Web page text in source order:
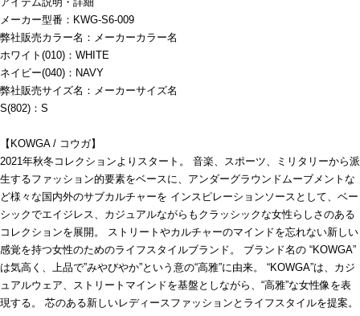
メーカー型番：KWG-S6-009
弊社販売カラー名：メーカーカラー名
ホワイト(010)：WHITE
ネイビー(040)：NAVY
弊社販売サイズ名：メーカーサイズ名
S(802)：S
【KOWGA / コウガ】
2021年秋冬コレクションよりスタート。 音楽、スポーツ、ミリタリーから派
生するファッション的要素をベースに、アンダーグラウンドムーブメントな
ど様々な国内外のサブカルチャーを インスピレーションソースとして、ベー
シックでエイジレス、カジュアルながらもクラッシックな女性らしさのある
コレクションを展開。 ストリートやカルチャーのマインドを忘れない新しい
感覚を持つ女性のためのライフスタイルブランド。 ブランド名の “KOWGA”
は気高く、上品で”みやびやか”という意の“高雅”に由来。 “KOWGA”は、カジ
ュアルウェア、ストリートマインドを基盤としながら、“高雅”な女性像を表
現する。 芯のある新しいレディースファッションとライフスタイルを提案。